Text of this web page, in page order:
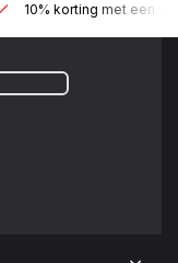
10% korting met een